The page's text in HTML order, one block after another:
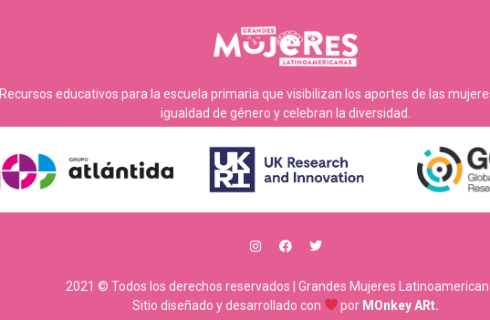
Recursos educativos para la escuela primaria que visibilizan los aportes de las
igualdad de género y celebran la diversidad.
2021 © Todos los derechos reservados | Grandes Mujeres
Sitio diseñado y desarrollado con
por MOnkey ARt.